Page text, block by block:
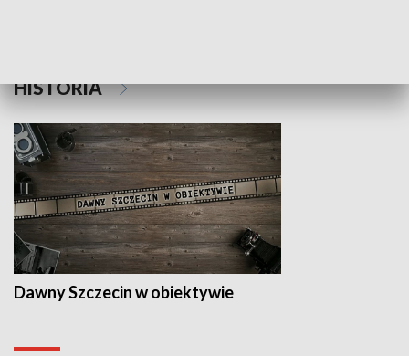
HISTORIA
Dawny Szczecin w obiektywie